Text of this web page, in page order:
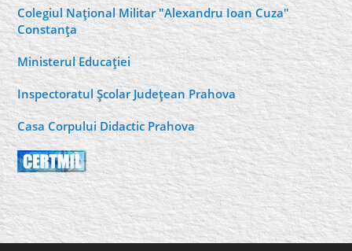
Colegiul Naţional Militar "Alexandru Ioan Cuza"
Constanţa
Ministerul Educaţiei
Inspectoratul Şcolar Judeţean Prahova
Casa Corpului Didactic Prahova